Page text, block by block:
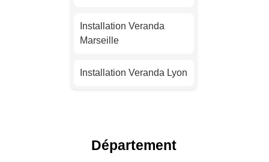
Installation Veranda
Marseille
Installation Veranda Lyon
Installation Veranda Nice
Département